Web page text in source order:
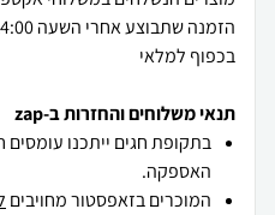
בכפוף למלאי
תנאי משלוחים והחזרות ב-zap
בתקופת חגים ייתכנו עומסים
האספקה.
המוכרים בזאפסטור מחויבים